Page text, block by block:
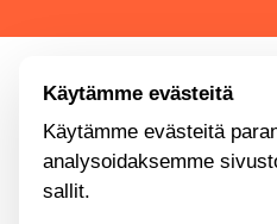
Käytämme evästeitä
Käytämme evästeitä
analysoidaksemme
sallit.